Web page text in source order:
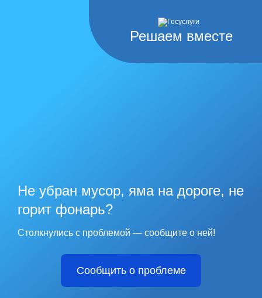
Решаем вместе
Не убран мусор, яма на дороге, не
горит фонарь?
Столкнулись с проблемой — сообщите о ней!
Сообщить о проблеме